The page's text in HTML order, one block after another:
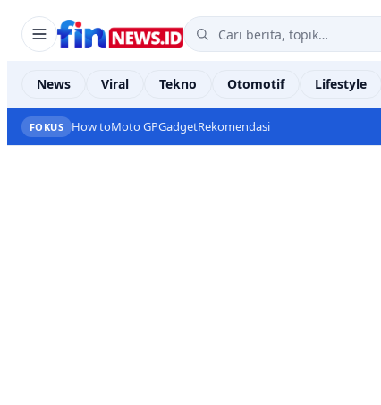
News Viral Tekno Otomotif Lifestyle
FOKUS How toMoto GPGadgetRekomendasi